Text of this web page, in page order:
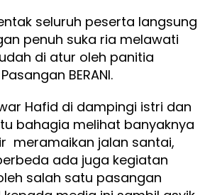
seluruh peserta langsung
penuh suka ria melawati
di atur oleh panitia
BERANI.
Hafid di dampingi istri dan
bahagia melihat banyaknya
meramaikan jalan santai,
ada juga kegiatan
salah satu pasangan